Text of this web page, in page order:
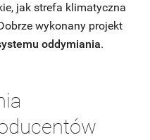
jak strefa klimatyczna
wykonany projekt
oddymiania.